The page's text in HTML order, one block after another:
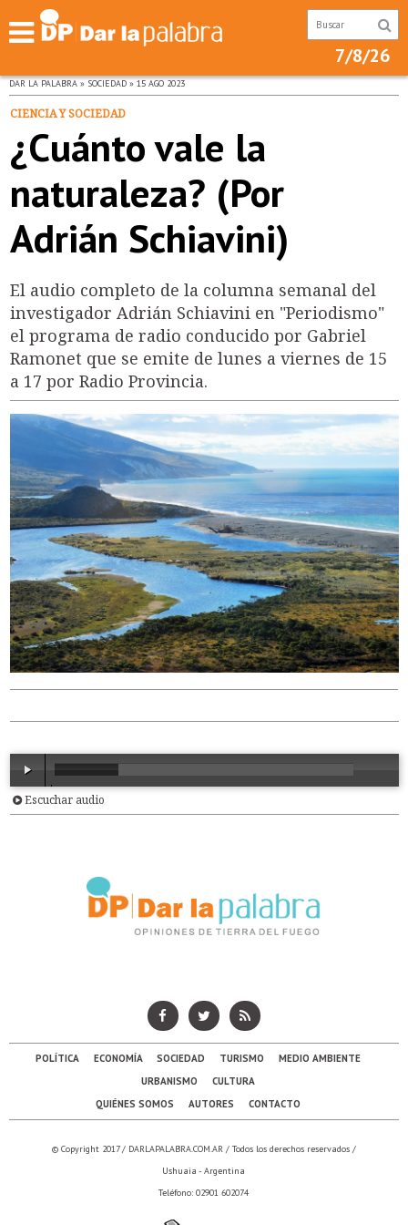
7/8/26
DAR LA PALABRA » SOCIEDAD » 15 AGO 2023
CIENCIA Y SOCIEDAD
¿Cuánto vale la
naturaleza? (Por
Adrián Schiavini)
El audio completo de la columna semanal del
investigador Adrián Schiavini en "Periodismo"
el programa de radio conducido por Gabriel
Ramonet que se emite de lunes a viernes de 15
a 17 por Radio Provincia.
00:00/
Escuchar audio
POLÍTICA ECONOMÍA SOCIEDAD TURISMO
MEDIO AMBIENTE
URBANISMO
CULTURA
QUIÉNES SOMOS
AUTORES CONTACTO
© Copyright 2017 / DARLAPALABRA.COM.AR/ Todos los derechos reservados /
Ushuaia - Argentina
Teléfono: 02901 602074